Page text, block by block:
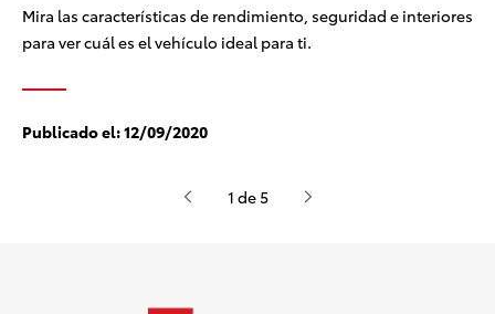
Mira las características de rendimiento, seguridad e interiores
para ver cuál es el vehículo ideal para ti.
Publicado el:12/09/2020
1 de 5